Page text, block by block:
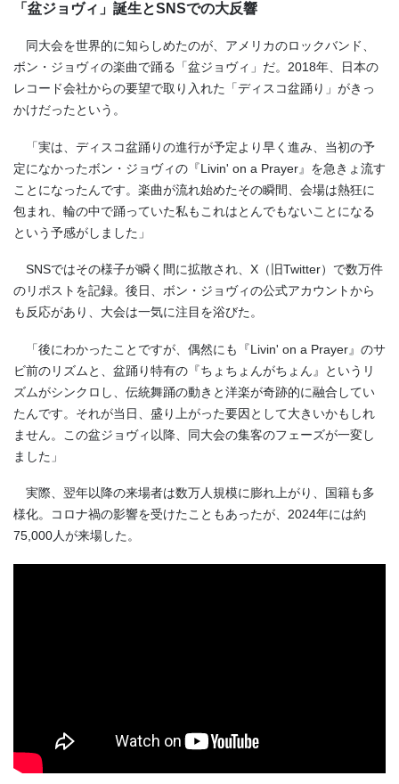
「盆ジョヴィ」誕生とSNSでの大反響
同大会を世界的に知らしめたのが、アメリカのロックバンド、
ボン・ジョヴィの楽曲で踊る「盆ジョヴィ」だ。2018年、日本の
レコード会社からの要望で取り入れた「ディスコ盆踊り」がきっ
かけだったという。
「実は、ディスコ盆踊りの進行が予定より早く進み、当初の予
定になかったボン・ジョヴィの『Livin' on a Prayer』を急きょ流す
ことになったんです。楽曲が流れ始めたその瞬間、会場は熱狂に
包まれ、輪の中で踊っていた私もこれはとんでもないことになる
という予感がしました」
SNSではその様子が瞬く間に拡散され、X（旧Twitter）で数万件
のリポストを記録。後日、ボン・ジョヴィの公式アカウントから
も反応があり、大会は一気に注目を浴びた。
「後にわかったことですが、偶然にも『Livin' on a Prayer』のサ
ビ前のリズムと、盆踊り特有の『ちょちょんがちょん』というリ
ズムがシンクロし、伝統舞踊の動きと洋楽が奇跡的に融合してい
たんです。それが当日、盛り上がった要因として大きいかもしれ
ません。この盆ジョヴィ以降、同大会の集客のフェーズが一変し
ました」
実際、翌年以降の来場者は数万人規模に膨れ上がり、国籍も多
様化。コロナ禍の影響を受けたこともあったが、2024年には約
75,000人が来場した。